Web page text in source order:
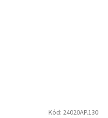
Kód: 24020AP.130